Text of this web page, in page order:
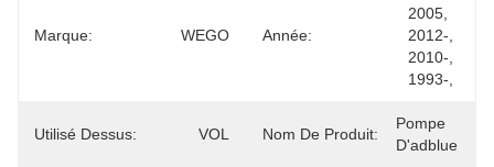
Marque: WEGO Année:
2005,
2012-,
2010-,
1993-,
Utilisé Dessus: VOL Nom De Produit:
Pompe
D'adblue